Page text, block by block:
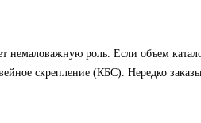
роль. Если объем
скрепление (КБС). Нередко